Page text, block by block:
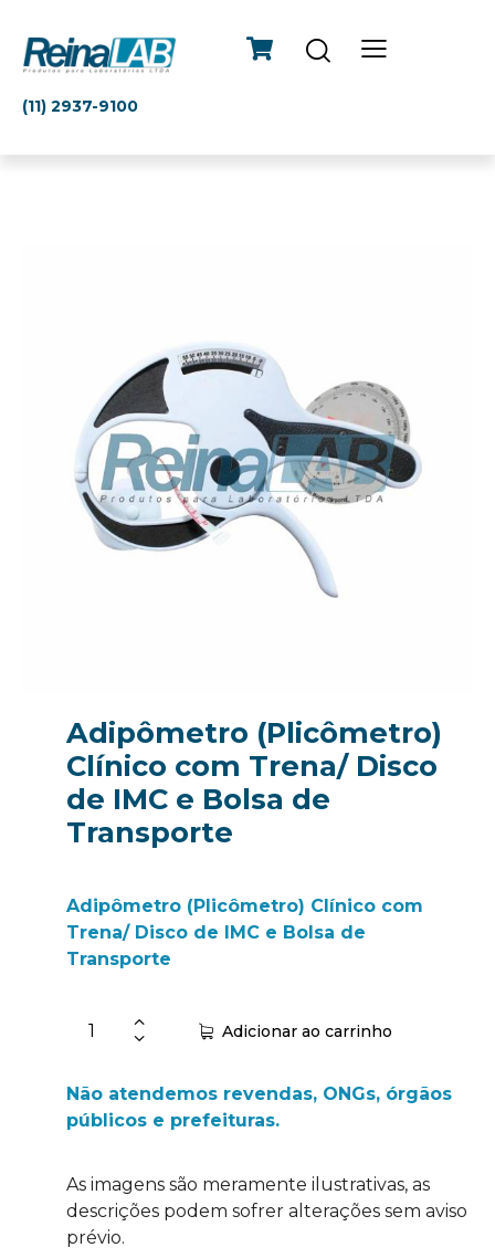
(11) 2937-9100
Adipômetro (Plicômetro)
Clínico com Trena/ Disco
de IMC e Bolsa de
Transporte
Adipômetro (Plicômetro) Clínico com
Trena/ Disco de IMC e Bolsa de
Transporte
Adicionar ao carrinho
Não atendemos revendas, ONGs, órgãos
públicos e prefeituras.
As imagens são meramente ilustrativas, as
descrições podem sofrer alterações sem aviso
prévio.